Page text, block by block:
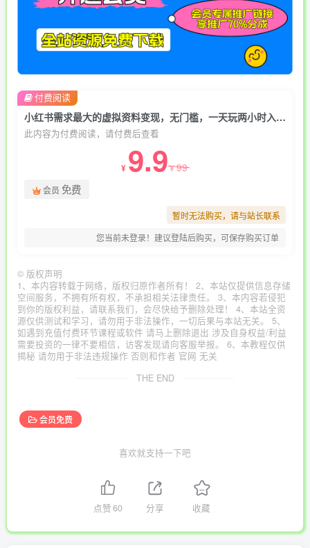
小红书需求最大的虚拟资料变现，无门槛，一天玩两小时入300+【揭秘】
此内容为付费阅读，请付费后查看
¥ 9.9¥99
会员 免费
暂时无法购买，请与站长联系
您当前未登录！建议登陆后购买，可保存购买订单
付费阅读
© 版权声明
1、本内容转载于网络，版权归原作者所有！ 2、本站仅提供信息存储
空间服务，不拥有所有权，不承担相关法律责任。 3、本内容若侵犯
到你的版权利益，请联系我们，会尽快给予删除处理！ 4、本站全资
源仅供测试和学习，请勿用于非法操作，一切后果与本站无关。 5、
如遇到充值付费环节课程或软件 请马上删除退出 涉及自身权益/利益
需要投资的一律不要相信，访客发现请向客服举报。 6、本教程仅供
揭秘 请勿用于非法违规操作 否则和作者 官网 无关
THE END
会员免费
喜欢就支持一下吧
点赞60 分享 收藏